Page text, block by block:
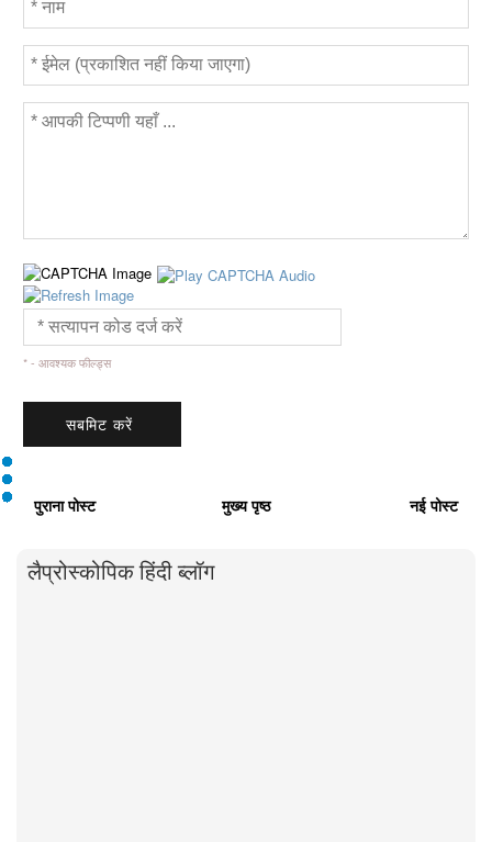
* - आवश्यक फील्ड्स
पुराना पोस्ट मुख्य पृष्ठ नई पोस्ट
लैप्रोस्कोपिक हिंदी ब्लॉग